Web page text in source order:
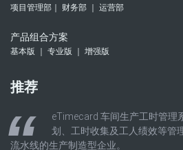
项目管理部｜ 财务部 ｜ 运营部
产品组合方案
基本版 ｜ 专业版 ｜ 增强版
推荐
eTimecard 车间生产工时管理
划、工时收集及工人绩效等管
流水线的生产制造型企业。